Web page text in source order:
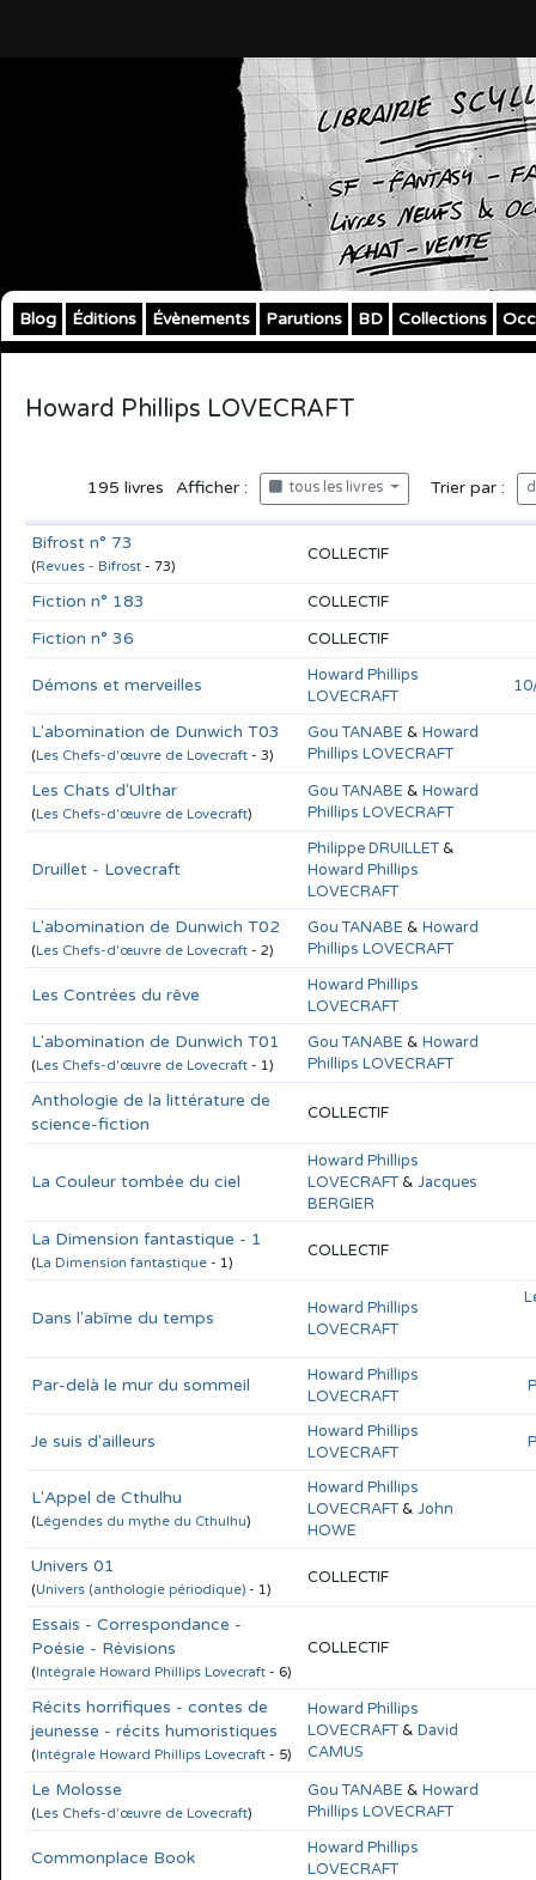
Blog Éditions Évènements Parutions BD Collections
Howard Phillips LOVECRAFT
195 livres Afficher : tous les livres Trier par :
Bifrost n° 73
(Revues - Bifrost - 73)
COLLECTIF
Fiction n° 183 COLLECTIF
Fiction n° 36 COLLECTIF
Démons et merveilles
Howard Phillips
LOVECRAFT
L'abomination de Dunwich T03
(Les Chefs-d'œuvre de Lovecraft - 3)
Gou TANABE & Howard
Phillips LOVECRAFT
Les Chats d'Ulthar
(Les Chefs-d'œuvre de Lovecraft)
Gou TANABE & Howard
Phillips LOVECRAFT
Druillet - Lovecraft
Philippe DRUILLET&
Howard Phillips
LOVECRAFT
L'abomination de Dunwich T02
(Les Chefs-d'œuvre de Lovecraft - 2)
Gou TANABE & Howard
Phillips LOVECRAFT
Les Contrées du rêve
Howard Phillips
LOVECRAFT
L'abomination de Dunwich T01
(Les Chefs-d'œuvre de Lovecraft - 1)
Gou TANABE & Howard
Phillips LOVECRAFT
Anthologie de la littérature de
science-fiction
COLLECTIF
La Couleur tombée du ciel
Howard Phillips
LOVECRAFT& Jacques
BERGIER
La Dimension fantastique - 1
(La Dimension fantastique - 1)
COLLECTIF
Dans l'abîme du temps
Howard Phillips
LOVECRAFT
Par-delà le mur du sommeil
Howard Phillips
LOVECRAFT
Je suis d'ailleurs
Howard Phillips
LOVECRAFT
L'Appel de Cthulhu
(Légendes du mythe du Cthulhu)
Howard Phillips
LOVECRAFT& John
HOWE
Univers 01
(Univers (anthologie périodique) - 1)
COLLECTIF
Essais - Correspondance -
Poésie - Révisions
(Intégrale Howard Phillips Lovecraft - 6)
COLLECTIF
Récits horrifiques - contes de
jeunesse - récits humoristiques
(Intégrale Howard Phillips Lovecraft - 5)
Howard Phillips
LOVECRAFT& David
CAMUS
Le Molosse
(Les Chefs-d'œuvre de Lovecraft)
Gou TANABE & Howard
Phillips LOVECRAFT
Commonplace Book
Howard Phillips
LOVECRAFT